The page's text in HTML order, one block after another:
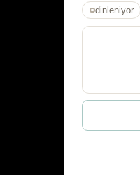
dinleniyor